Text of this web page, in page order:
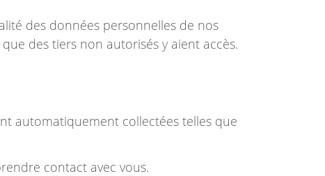
des données personnelles de nos
des tiers non autorisés y aient accès.
automatiquement collectées telles que
contact avec vous.